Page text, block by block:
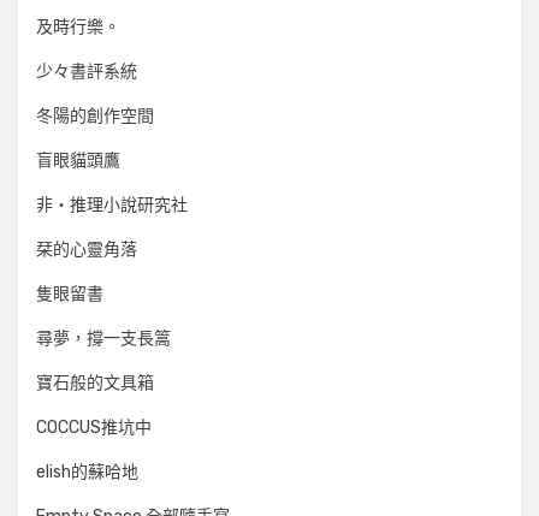
及時行樂。
少々書評系統
冬陽的創作空間
盲眼貓頭鷹
非‧推理小說研究社
栞的心靈角落
隻眼留書
尋夢，撐一支長篙
寶石般的文具箱
COCCUS推坑中
elish的蘇哈地